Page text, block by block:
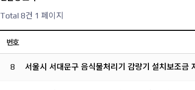
Total 8건 1 페이지
번호
8 서울시 서대문구 음식물처리기 감량기 설치보조금